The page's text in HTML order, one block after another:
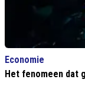
Economie
Het fenomeen dat